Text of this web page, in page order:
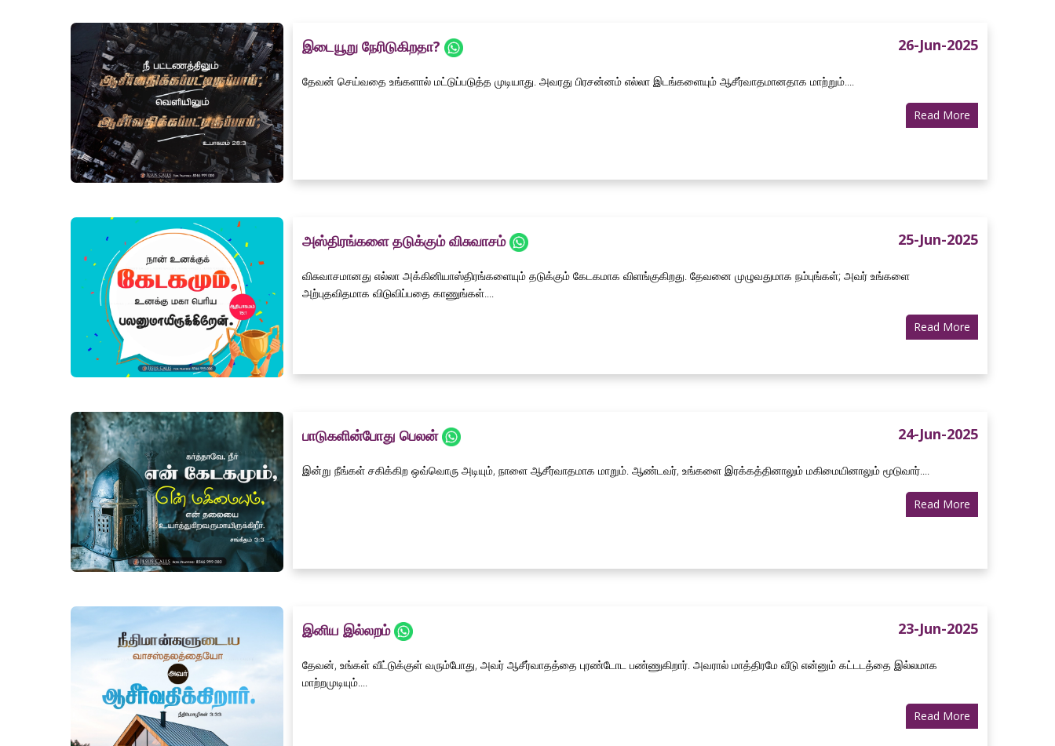
இடையூறு நேரிடுகிறதா? 26-Jun-2025
தேவன் செய்வதை உங்களால் மட்டுப்படுத்த முடியாது. அவரது பிரசன்னம் எல்லா இடங்களையும் ஆசீர்வாதமானதாக மாற்றும்....
Read More
அஸ்திரங்களை தடுக்கும் விசுவாசம் 25-Jun-2025
விசுவாசமானது எல்லா அக்கினியாஸ்திரங்களையும் தடுக்கும் கேடகமாக விளங்குகிறது. தேவனை முழுவதுமாக நம்புங்கள்; அவர் உங்களை
அற்புதவிதமாக விடுவிப்பதை காணுங்கள்....
Read More
பாடுகளின்போது பெலன் 24-Jun-2025
இன்று நீங்கள் சகிக்கிற ஒவ்வொரு அடியும், நாளை ஆசீர்வாதமாக மாறும். ஆண்டவர், உங்களை இரக்கத்தினாலும் மகிமையினாலும் மூடுவார்....
Read More
இனிய இல்லறம் 23-Jun-2025
தேவன், உங்கள் வீட்டுக்குள் வரும்போது, அவர் ஆசீர்வாதத்தை புரண்டோட பண்ணுகிறார். அவரால் மாத்திரமே வீடு என்னும் கட்டடத்தை இல்லமாக
மாற்றமுடியும்....
Read More